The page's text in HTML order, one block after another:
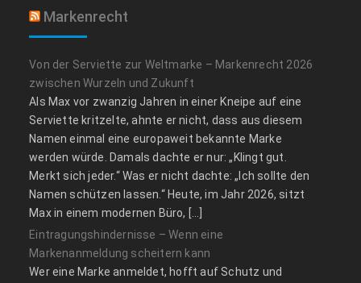
Markenrecht
Von der Serviette zur Weltmarke – Markenrecht 2026
zwischen Wurzeln und Zukunft
Als Max vor zwanzig Jahren in einer Kneipe auf eine
Serviette kritzelte, ahnte er nicht, dass aus diesem
Namen einmal eine europaweit bekannte Marke
werden würde. Damals dachte er nur: „Klingt gut.
Merkt sich jeder.“ Was er nicht dachte: „Ich sollte den
Namen schützen lassen.“ Heute, im Jahr 2026, sitzt
Max in einem modernen Büro, […]
Eintragungshindernisse – Wenn eine
Markenanmeldung scheitern kann
Wer eine Marke anmeldet, hofft auf Schutz und